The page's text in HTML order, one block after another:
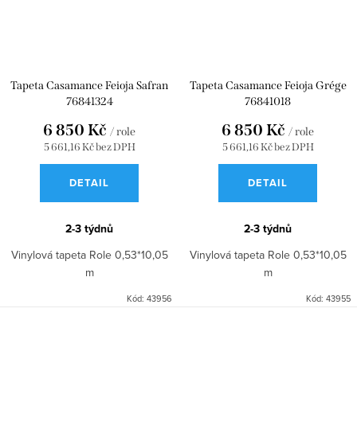
Tapeta Casamance Feioja Safran
76841324
5 661,16 Kč bez DPH
6 850 Kč / role
DETAIL
2-3 týdnů
Vinylová tapeta Role 0,53*10,05
m
Kód: 43956
Tapeta Casamance Feioja Grége
76841018
5 661,16 Kč bez DPH
6 850 Kč / role
DETAIL
2-3 týdnů
Vinylová tapeta Role 0,53*10,05
m
Kód: 43955